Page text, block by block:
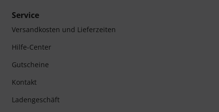
Service
Versandkosten und Lieferzeiten
Hilfe-Center
Gutscheine
Kontakt
Ladengeschäft